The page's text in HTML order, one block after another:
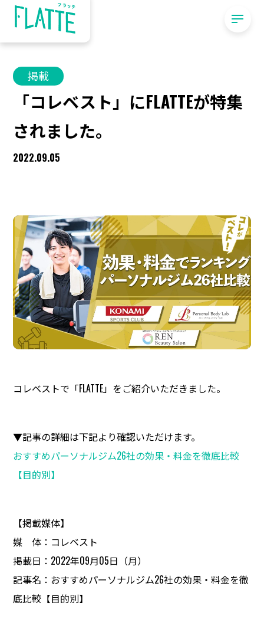
掲載
「コレベスト」にFLATTEが特集
されました。
2022.09.05
コレベストで「FLATTE」をご紹介いただきました。
▼記事の詳細は下記より確認いただけます。
おすすめパーソナルジム26社の効果・料金を徹底比較
【目的別】
【掲載媒体】
媒 体：コレベスト
掲載日：2022年09月05日（月）
記事名：おすすめパーソナルジム26社の効果・料金を徹
底比較【目的別】